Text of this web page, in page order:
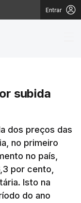
Entrar
a
subida
dos preços das
no primeiro
no país,
por cento,
Isto na
do ano